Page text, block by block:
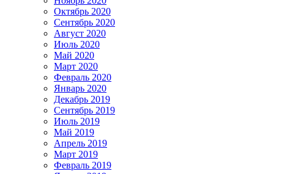
Октябрь 2020
Сентябрь 2020
Август 2020
Июль 2020
Май 2020
Март 2020
Февраль 2020
Январь 2020
Декабрь 2019
Сентябрь 2019
Июль 2019
Май 2019
Апрель 2019
Март 2019
Февраль 2019